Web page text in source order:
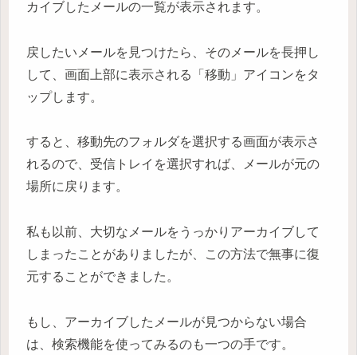
カイブしたメールの一覧が表示されます。
戻したいメールを見つけたら、そのメールを長押し
して、画面上部に表示される「移動」アイコンをタ
ップします。
すると、移動先のフォルダを選択する画面が表示さ
れるので、受信トレイを選択すれば、メールが元の
場所に戻ります。
私も以前、大切なメールをうっかりアーカイブして
しまったことがありましたが、この方法で無事に復
元することができました。
もし、アーカイブしたメールが見つからない場合
は、検索機能を使ってみるのも一つの手です。